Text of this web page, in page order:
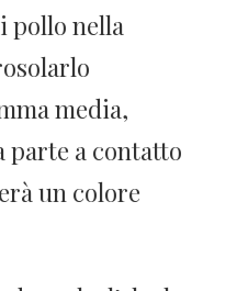
pollo nella
media,
parte a contatto
un colore